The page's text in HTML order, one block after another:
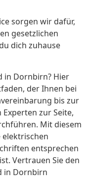
sorgen wir dafür,
gesetzlichen
dich zuhause
in Dornbirn? Hier
der Ihnen bei
bis zur
zur Seite,
Mit diesem
elektrischen
entsprechen
Vertrauen Sie den
in Dornbirn